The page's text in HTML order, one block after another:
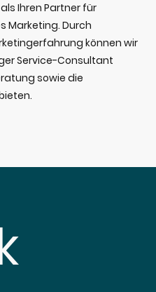
als Ihren Partner für
Marketing. Durch
können wir
Service-Consultant
sowie die